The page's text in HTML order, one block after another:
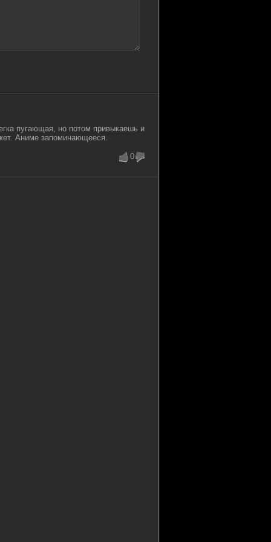
пугающая, но потом привыкаешь и
Аниме запоминающееся.
0